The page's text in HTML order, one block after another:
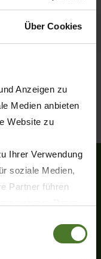
Über Cookies
Anzeigen zu
Medien anbieten
Website zu
Ihrer Verwendung
soziale Medien,
Partner führen
gesammelt